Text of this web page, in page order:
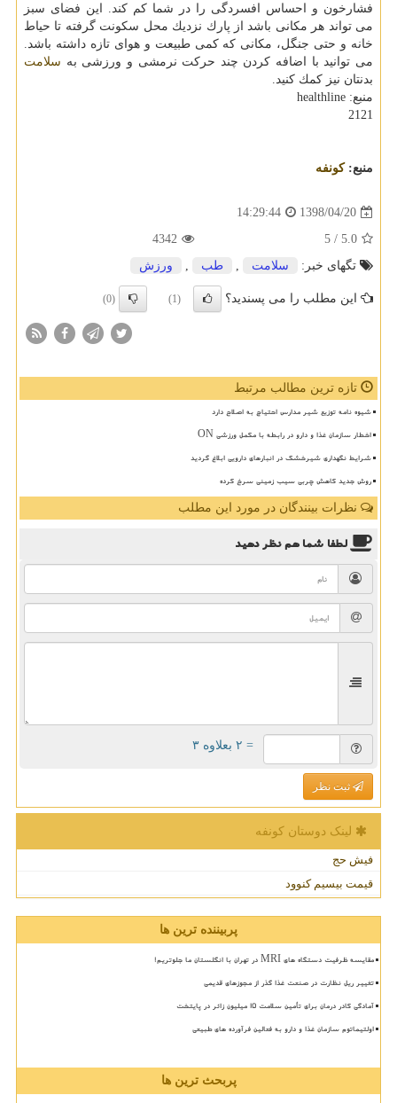
فشارخون و احساس افسردگی را در شما كم كند. این فضای سبز
می تواند هر مكانی باشد از پارك نزدیك محل سكونت گرفته تا حیاط
خانه و حتی جنگل، مكانی كه كمی طبیعت و هوای تازه داشته باشد.
می توانید با اضافه كردن چند حركت نرمشی و ورزشی به سلامت
بدنتان نیز كمك كنید.
منبع: healthline
2121
منبع:كونفه
1398/04/20
14:29:44
5.0
/ 5
4342
تگهای خبر:
سلامت , طب , ورزش
این مطلب را می پسندید؟ (1)
(0)
تازه ترین مطالب مرتبط
شیوه نامه توزیع شیر مدارس احتیاج به اصلاح دارد
اخطار سازمان غذا و دارو در رابطه با مکمل ورزشی ON
شرایط نگهداری شیرخشک در انبارهای دارویی ابلاغ گردید
روش جدید کاهش چربی سیب زمینی سرخ کرده
نظرات بینندگان در مورد این مطلب
لطفا شما همنظر دهید
= ۲ بعلاوه ۳
ثبت نظر
لینک دوستان كونفه
فیش حج
قیمت بیسیم کنوود
پربیننده ترین ها
مقایسه ظرفیت دستگاه های MRI در تهران با انگلستان ما جلوتریم!
تغییر ریل نظارت در صنعت غذا گذر از مجوزهای قدیمی
آمادگی کادر درمان برای تأمین سلامت 15 میلیون زائر در پایتخت
اولتیماتوم سازمان غذا و دارو به فعالین فرآورده های طبیعی
پربحث ترین ها